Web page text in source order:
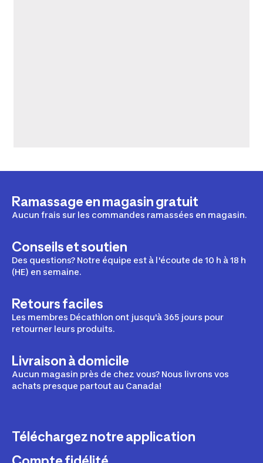
Ramassage en magasin gratuit
Aucun frais sur les commandes ramassées en magasin.
Conseils et soutien
Des questions? Notre équipe est à l'écoute de 10 h à 18 h
(HE) en semaine.
Retours faciles
Les membres Décathlon ont jusqu'à 365 jours pour
retourner leurs produits.
Livraison à domicile
Aucun magasin près de chez vous? Nous livrons vos
achats presque partout au Canada!
Téléchargez notre application